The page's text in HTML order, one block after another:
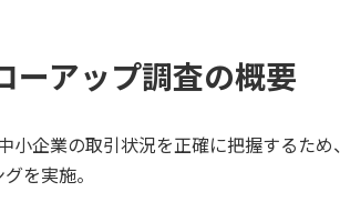
ーアップ調査の概要
小企業の取引状況を正確に把握するため
を実施。